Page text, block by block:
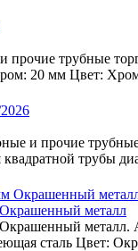
трубные
20 мм Цвет:
и прочие
трубы
металл
металл.
сталь Цвет: